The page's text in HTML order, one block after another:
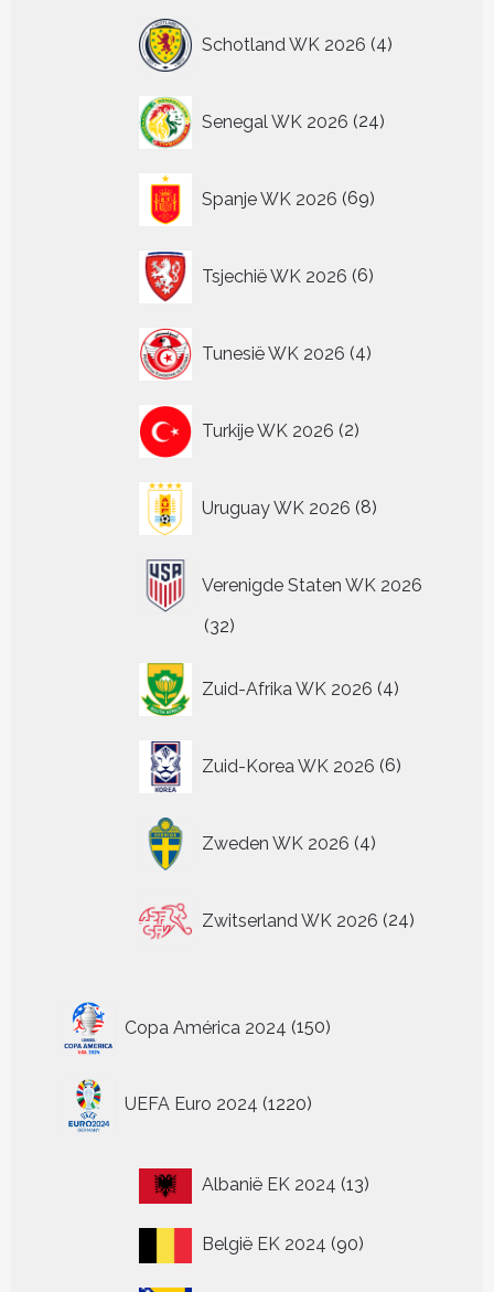
Schotland WK 2026 4
producten
Senegal WK 2026 24
producten
Spanje WK 2026 69
producten
Tsjechië WK 2026 6
producten
Tunesië WK 2026 4
producten
Turkije WK 2026 2
producten
Uruguay WK 2026 8
producten
Verenigde Staten WK 2026
3232
Zuid-Afrika WK 2026 4
producten
Zuid-Korea WK 2026 6
producten
Zweden WK 2026 4
producten
Zwitserland WK 2026 24
producten
Copa América 2024 150
producten
UEFA Euro 2024 1220
producten
Albanië EK 2024 1313
België EK 2024 9090